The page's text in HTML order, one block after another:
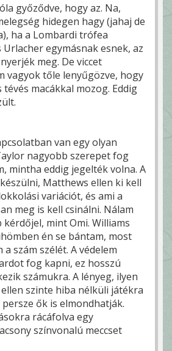
győződve, hogy az. Na,
hidegen hagy (jahaj de
ha a Lombardi trófea
egymásnak esnek, az
meg. De viccet
vagyok tőle lenyűgözve, hogy
macákkal mozog. Eddig
van egy olyan
nagyobb szerepet fog
mintha eddig jegelték volna. A
Matthews ellen ki kell
variációt, és ami a
meg is kell csinálni. Nálam
mint Omi. Williams
én se bántam, most
szám szélét. A védelem
fog kapni, ez hosszú
számukra. A lényeg, ilyen
szinte hiba nélküli játékra
persze ők is elmondhatják.
rácáfolva egy
színvonalú meccset